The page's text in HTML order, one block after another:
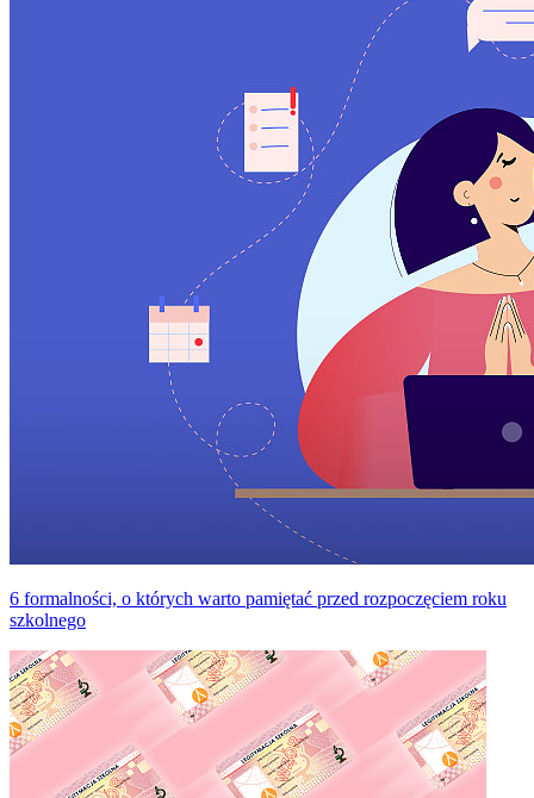
6 formalności, o których warto pamiętać przed rozpoczęciem roku
szkolnego